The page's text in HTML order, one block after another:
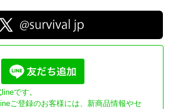
です。
ご登録のお客様には、新商品情報やセ